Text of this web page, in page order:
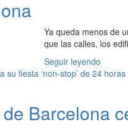
Ya queda menos de
que las calles, los
Seguir leyendo
Barcelona